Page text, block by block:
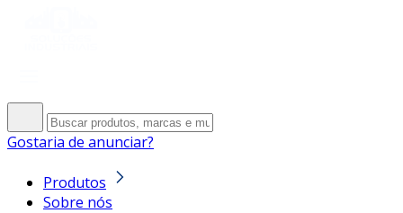
Gostaria de anunciar?
Produtos
Sobre nós